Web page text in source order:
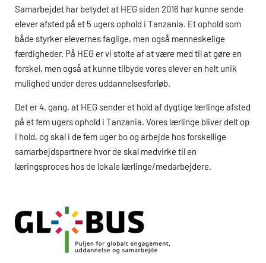
Samarbejdet har betydet at HEG siden 2016 har kunne sende
elever afsted på et 5 ugers ophold i Tanzania. Et ophold som
både styrker elevernes faglige, men også menneskelige
færdigheder. På HEG er vi stolte af at være med til at gøre en
forskel, men også at kunne tilbyde vores elever en helt unik
mulighed under deres uddannelsesforløb.
Det er 4. gang, at HEG sender et hold af dygtige lærlinge afsted
på et fem ugers ophold i Tanzania. Vores lærlinge bliver delt op
i hold, og skal i de fem uger bo og arbejde hos forskellige
samarbejdspartnere hvor de skal medvirke til en
læringsproces hos de lokale lærlinge/medarbejdere.